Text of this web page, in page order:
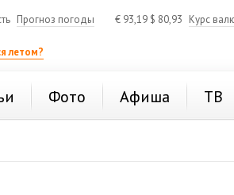
Прогноз погоды € 93,19 $ 80,93 Курс
летом?
Фото Афиша ТВ